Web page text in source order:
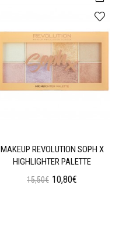
MAKEUP REVOLUTION SOPH X
HIGHLIGHTER PALETTE
15,50€ 10,80€